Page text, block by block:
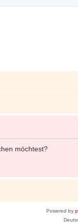
möchtest?
Powered by